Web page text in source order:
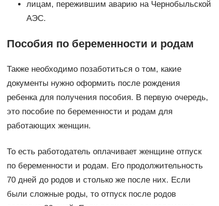
лицам, пережившим аварию на Чернобыльской
АЭС.
Пособия по беременности и родам
Также необходимо позаботиться о том, какие
документы нужно оформить после рождения
ребенка для получения пособия. В первую очередь,
это пособие по беременности и родам для
работающих женщин.
То есть работодатель оплачивает женщине отпуск
по беременности и родам. Его продолжительность
70 дней до родов и столько же после них. Если
были сложные роды, то отпуск после родов